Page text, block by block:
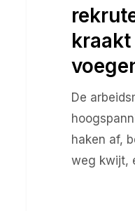
De
haken af,
weg kwijt,